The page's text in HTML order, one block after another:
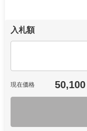
入札額
現在価格 50,100